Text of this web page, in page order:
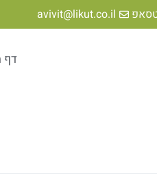
avivit@likut.co.il
דף